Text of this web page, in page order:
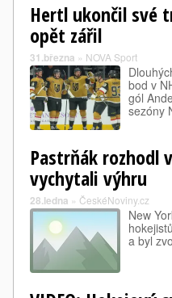
Hertl ukončil své
opět zářil
31.března » NOVA Sport
bod v
gól
sezóny
Pastrňák rozhodl
vychytali výhru
28.ledna » ČeskéNoviny.cz
New
a byl